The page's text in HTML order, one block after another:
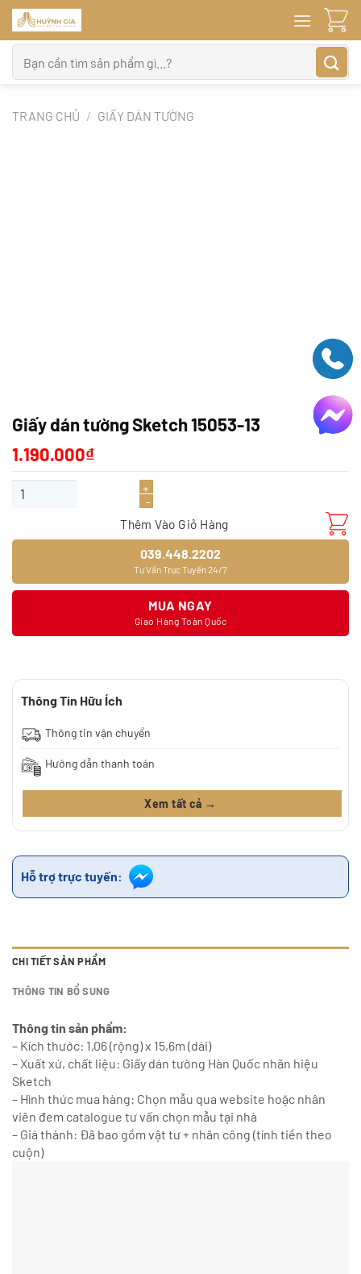
Bỏ
qua
nội
dung
kiếm:
TRANG CHỦ / GIẤY DÁN TƯỜNG
Giấy dán tường Sketch 15053-13
1.190.000₫
Giấy dán tường Sketch 15053-13 số lượng
Thêm Vào Giỏ Hàng
039.448.2202
Tư Vấn Trực Tuyến 24/7
MUA NGAY
Giao Hàng Toàn Quốc
Thông Tin Hữu Ích
Thông tin vận chuyển
Hướng dẫn thanh toán
Xem tất cả →
Hỗ trợ trực tuyến:
CHI TIẾT SẢN PHẨM
THÔNG TIN BỔ SUNG
Thông tin sản phẩm:
– Kích thước: 1,06 (rộng) x 15,6m (dài)
– Xuất xứ, chất liệu: Giấy dán tường Hàn Quốc nhãn hiệu
Sketch
– Hình thức mua hàng: Chọn mẫu qua website hoặc nhân
viên đem catalogue tư vấn chọn mẫu tại nhà
– Giá thành: Đã bao gồm vật tư + nhân công (tính tiền theo
cuộn)